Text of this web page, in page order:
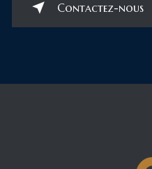
Contactez-nous